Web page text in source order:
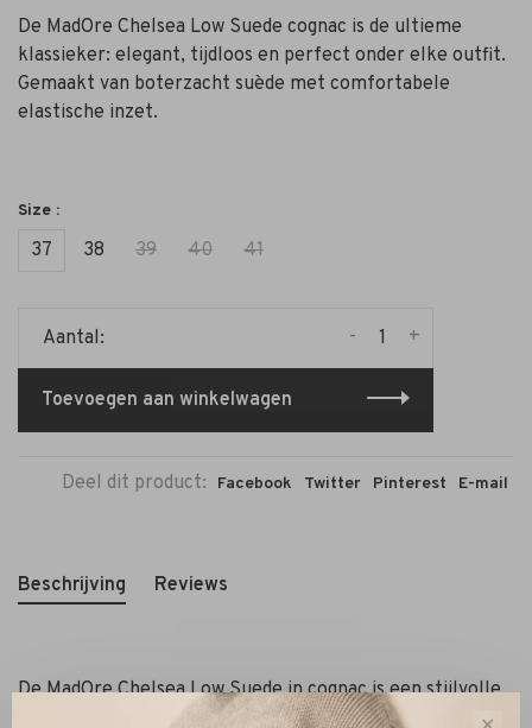
De MadOre Chelsea Low Suede cognac is de ultieme
klassieker: elegant, tijdloos en perfect onder elke outfit.
Gemaakt van boterzacht suède met comfortabele
elastische inzet.
Size :
37 38 39 40 41
Aantal: +
-
Toevoegen aan winkelwagen
Deel dit product: Facebook Twitter Pinterest E-mail
Beschrijving Reviews
De MadOre Chelsea Low Suede in cognac is een stijlvolle
basic die je moeiteloos combineert met zowel jeans als